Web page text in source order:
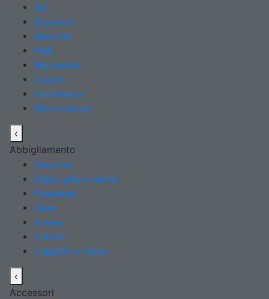
Sci
Scarponi
Attacchi
Pelli
Bastoncini
Caschi
Elettronica
Attrezzatura
‹
Abbigliamento
Giacche
Felpe, pile e tutine
Pantaloni
Gilet
Intimo
Calzini
Cappelli e fasce
‹
Accessori